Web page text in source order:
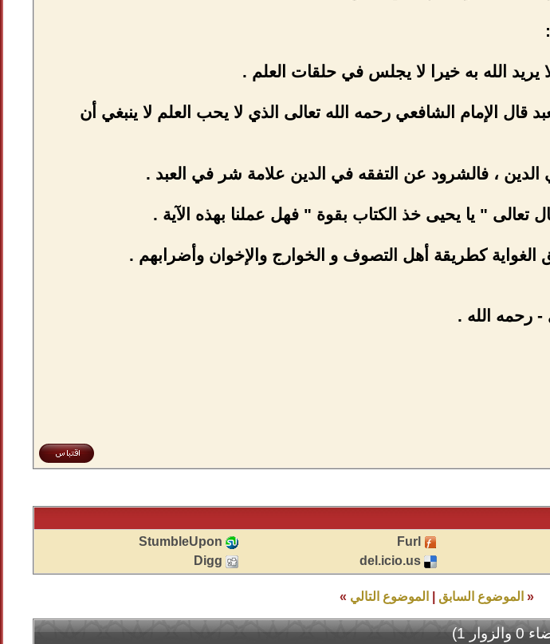
قال الإمام الشافعي رحمه الله تعالى الذي لا يحب العلم لا ينبغي أن
- رحمه الله .
Furl
StumbleUpon
del.icio.us
Digg
« الموضوع السابق الموضوع التالي »
1)